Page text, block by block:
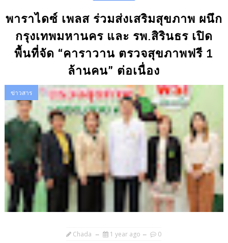
พาราไดซ์ เพลส ร่วมส่งเสริมสุขภาพ ผนึก
กรุงเทพมหานคร และ รพ.สิรินธร เปิด
พื้นที่จัด “คาราวาน ตรวจสุขภาพฟรี 1
ล้านคน” ต่อเนื่อง
ข่าวสาร
Chada 1 year ago 0